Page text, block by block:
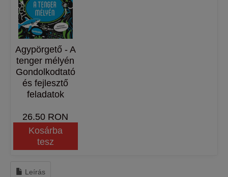
Agypörgető - A
tenger mélyén
Gondolkodtató
és fejlesztő
feladatok
26.50 RON
Kosárba
tesz
Leírás